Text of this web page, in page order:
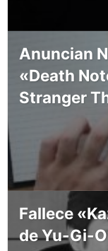
Anuncian
«Death
Stranger
Fallece
de Yu-Gi-